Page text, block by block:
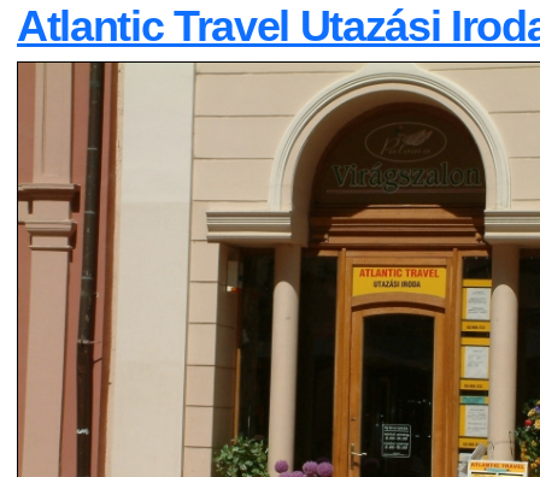
Atlantic Travel Utazási